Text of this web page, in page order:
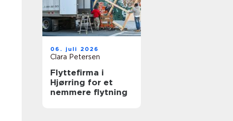
06. juli 2026
Clara Petersen
Flyttefirma i
Hjørring for et
nemmere flytning